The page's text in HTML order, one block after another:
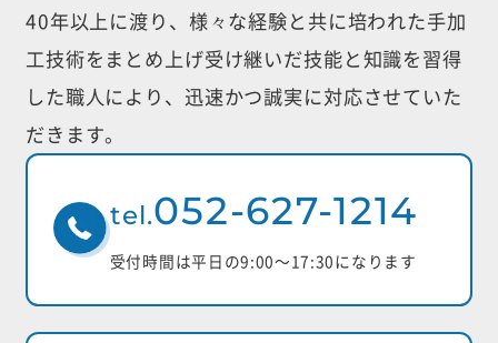
40年以上に渡り、様々な経験と共に培われた手加
工技術をまとめ上げ受け継いだ技能と知識を習得
した職人により、迅速かつ誠実に対応させていた
だきます。
tel.052-627-1214
受付時間は平日の9:00〜17:30になります